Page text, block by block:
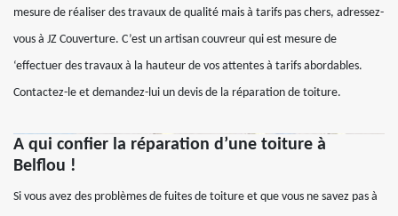
mesure de réaliser des travaux de qualité mais à tarifs pas chers, adressez-
vous à JZ Couverture. C’est un artisan couvreur qui est mesure de
‘effectuer des travaux à la hauteur de vos attentes à tarifs abordables.
Contactez-le et demandez-lui un devis de la réparation de toiture.
A qui confier la réparation d’une toiture à
Belflou !
Si vous avez des problèmes de fuites de toiture et que vous ne savez pas à